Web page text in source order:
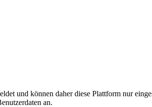
und können daher diese Plattform nur
an.